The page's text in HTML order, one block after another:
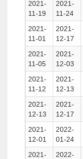
2021-
11-19
2021-
11-24
2021-
11-01
2021-
12-17
2021-
11-05
2021-
12-03
2021-
11-12
2021-
12-13
2021-
12-13
2021-
12-17
2021-
12-01
2022-
01-24
2021-
2022-